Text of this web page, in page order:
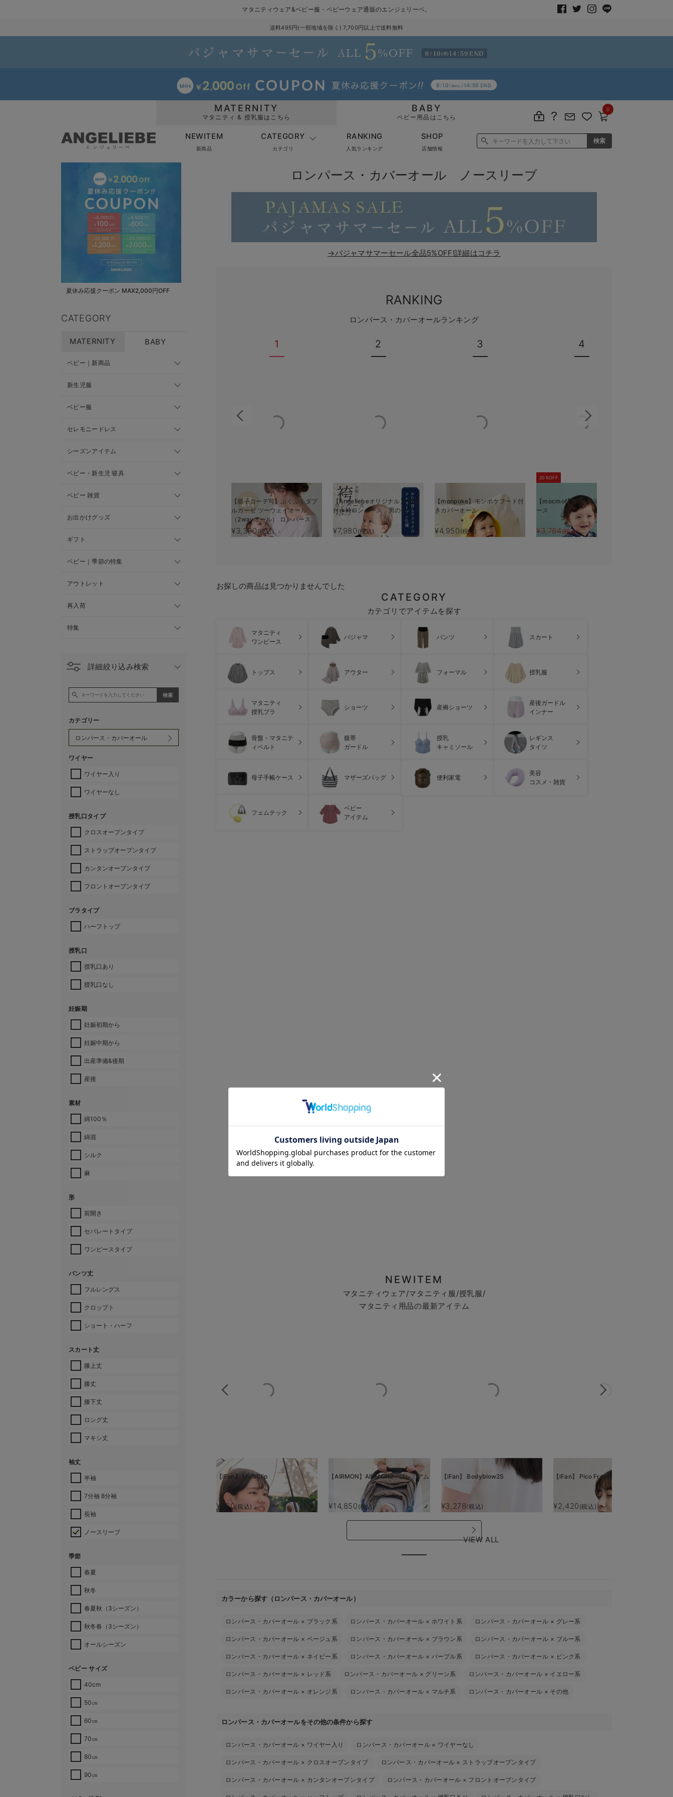
マタニティウェア&ベビー服・ベビーウェア通販のエンジェリーベ。
送料495円(一部地域を除く) 7,700円以上で送料無料
MATERNITY
マタニティ & 授乳服はこちら
BABY
ベビー用品はこちら
0
NEWITEM
新商品
CATEGORY
カテゴリ
RANKING
人気ランキング
SHOP
店舗情報
夏休み応援クーポン MAX2,000円OFF
CATEGORY
MATERNITY BABY
ベビー｜新商品
新生児服
ベビー服
セレモニードレス
シーズンアイテム
ベビー・新生児 寝具
ベビー 雑貨
お出かけグッズ
ギフト
ベビー｜季節の特集
アウトレット
再入荷
特集
詳細絞り込み検索
カテゴリー
ワイヤー
ワイヤー入り
ワイヤーなし
授乳口タイプ
クロスオープンタイプ
ストラップオープンタイプ
カンタンオープンタイプ
フロントオープンタイプ
ブラタイプ
ハーフトップ
授乳口
授乳口あり
授乳口なし
妊娠期
妊娠初期から
妊娠中期から
出産準備&後期
産後
素材
綿100％
綿混
シルク
麻
形
前開き
セパレートタイプ
ワンピースタイプ
パンツ丈
フルレングス
クロップト
ショート・ハーフ
スカート丈
膝上丈
膝丈
膝下丈
ロング丈
マキシ丈
袖丈
半袖
7分袖 8分袖
長袖
ノースリーブ
季節
春夏
秋冬
春夏秋（3シーズン）
秋冬春（3シーズン）
オールシーズン
ベビー サイズ
40cm
50㎝
60㎝
70㎝
80㎝
90㎝
ロンパース・カバーオール ノースリーブ
→パジャマサマーセール全品5%OFF!詳細はコチラ
RANKING
ロンパース・カバーオールランキング
1
【親子コーデ可】ぷくぷくダブ
ルガーゼ ツーウェイオール
（2wayオール） ロンパース
¥3,390 (税込)
2
【Angeliebeオリジナル】羽織
付き袴ロンパース 男の子
¥7,980 (税込)
3
【monpoke】モンポケフード付
きカバーオール
¥4,950 (税込)
4
20%OFF
【mocmof】帯付き 浴衣ロンパ
ース
¥3,784(税込)
お探しの商品は見つかりませんでした
CATEGORY
カテゴリでアイテムを探す
マタニティ
ワンピース
パジャマ パンツ スカート
トップス アウター フォーマル 授乳服
マタニティ
授乳ブラ
ショーツ 産褥ショーツ
産後ガードル
インナー
骨盤・マタニテ
ィベルト
腹帯
ガードル
授乳
キャミソール
レギンス
タイツ
母子手帳ケース マザーズバッグ 便利家電
美容
コスメ・雑貨
フェムテック
ベビー
アイテム
NEWITEM
マタニティウェア/マタニティ服/授乳服/
マタニティ用品の最新アイテム
【iFan】 MultiClip
¥880(税込)
【AIRMON】AIRMON2 プレミアム
¥14,850 (税込)
【iFan】 Bodyblow2S
¥3,278(税込)
【iFan】 Pico Freeze
¥2,420 (税込)
VIEW ALL
カラーから探す（ロンパース・カバーオール）
ロンパース・カバーオール × ブラック系 ロンパース・カバーオール × ホワイト系 ロンパース・カバーオール × グレー系
ロンパース・カバーオール × ベージュ系 ロンパース・カバーオール × ブラウン系 ロンパース・カバーオール × ブルー系
ロンパース・カバーオール × ネイビー系 ロンパース・カバーオール × パープル系 ロンパース・カバーオール × ピンク系
ロンパース・カバーオール × レッド系 ロンパース・カバーオール × グリーン系 ロンパース・カバーオール × イエロー系
ロンパース・カバーオール × オレンジ系 ロンパース・カバーオール × マルチ系 ロンパース・カバーオール × その他
ロンパース・カバーオールをその他の条件から探す
ロンパース・カバーオール × ワイヤー入り ロンパース・カバーオール × ワイヤーなし
ロンパース・カバーオール × クロスオープンタイプ ロンパース・カバーオール × ストラップオープンタイプ
ロンパース・カバーオール × カンタンオープンタイプ ロンパース・カバーオール × フロントオープンタイプ
お気に入り商品を確認する